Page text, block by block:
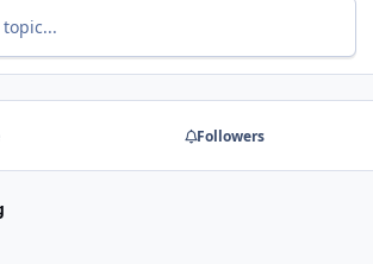
Followers